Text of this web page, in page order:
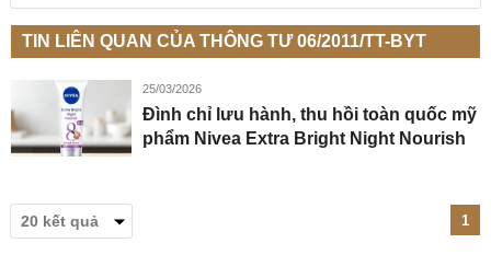
TIN LIÊN QUAN CỦA THÔNG TƯ 06/2011/TT-BYT
25/03/2026
Đình chỉ lưu hành, thu hồi toàn quốc mỹ
phẩm Nivea Extra Bright Night Nourish
1